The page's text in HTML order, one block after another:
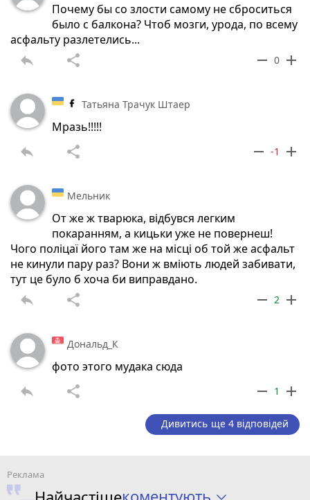
Почему бы со злости самому не сброситься
было с балкона? Чтоб мозги, урода, по всему
асфальту разлетелись...
reply share remove 0 add
Татьяна Трачук Штаер
Мразь!!!!!
reply share remove -1 add
Мельник
От же ж тварюка, відбувся легким
покаранням, а кицьки уже не повернеш!
Чого поліцаї його там же на місці об той же асфальт
не кинули пару раз? Вони ж вміють людей забивати,
тут це було б хоча би виправдано.
reply share remove 2 add
Дональд_К
фото этого мудака сюда
reply share remove 1 add
Дивитись ще 4 відповідей